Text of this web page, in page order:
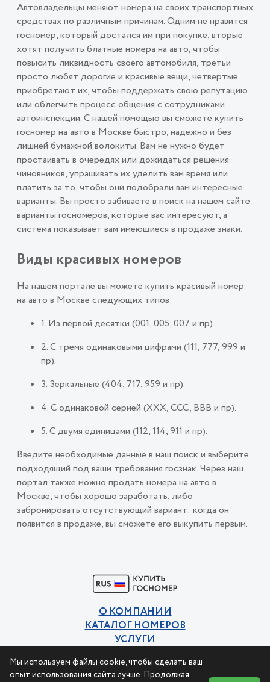
Автовладельцы меняют номера на своих транспортных
средствах по различным причинам. Одним не нравится
госномер, который достался им при покупке, вторые
хотят получить блатные номера на авто, чтобы
повысить ликвидность своего автомобиля, третьи
просто любят дорогие и красивые вещи, четвертые
приобретают их, чтобы поддержать свою репутацию
или облегчить процесс общения с сотрудниками
автоинспекции. С нашей помощью вы сможете купить
госномер на авто в Москве быстро, надежно и без
лишней бумажной волокиты. Вам не нужно будет
простаивать в очередях или дожидаться решения
чиновников, упрашивать их уделить вам время или
платить за то, чтобы они подобрали вам интересные
варианты. Вы просто забиваете в поиск на нашем сайте
варианты госномеров, которые вас интересуют, а
система показывает вам имеющиеся в продаже знаки.
Виды красивых номеров
На нашем портале вы можете купить красивый номер
на авто в Москве следующих типов:
1. Из первой десятки (001, 005, 007 и пр).
2. С тремя одинаковыми цифрами (111, 777, 999 и
пр).
3. Зеркальные (404, 717, 959 и пр).
4. С одинаковой серией (ХХХ, ССС, ВВВ и пр).
5. С двумя единицами (112, 114, 911 и пр).
Введите необходимые данные в наш поиск и выберите
подходящий под ваши требования госзнак. Через наш
портал также можно продать номера на авто в
Москве, чтобы хорошо заработать, либо
забронировать отсутствующий вариант: когда он
появится в продаже, вы сможете его выкупить первым.
Мы используем файлы cookie, чтобы сделать ваш
опыт использования сайта лучше. Продолжая
О КОМПАНИИ
КАТАЛОГ НОМЕРОВ
УСЛУГИ
Политика конфиденциальности